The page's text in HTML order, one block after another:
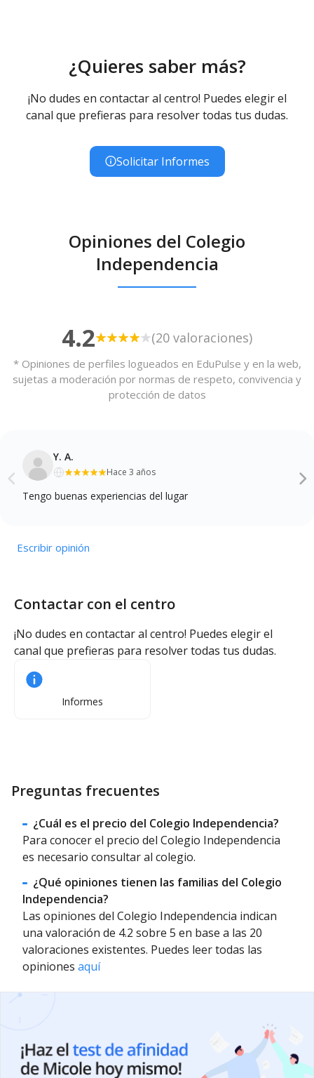
¿Quieres saber más?
¡No dudes en contactar al centro! Puedes elegir el
canal que prefieras para resolver todas tus dudas.
Solicitar Informes
Opiniones del Colegio
Independencia
4.2 (20 valoraciones)
* Opiniones de perfiles logueados en EduPulse y en la web,
sujetas a moderación por normas de respeto, convivencia y
protección de datos
Y. A.
Hace 3 años
Tengo buenas experiencias del lugar
Escribir opinión
Contactar con el centro
¡No dudes en contactar al centro! Puedes elegir el
canal que prefieras para resolver todas tus dudas.
Informes
Preguntas frecuentes
¿Cuál es el precio del Colegio Independencia?
Para conocer el precio del Colegio Independencia
es necesario consultar al colegio.
¿Qué opiniones tienen las familias del Colegio
Independencia?
Las opiniones del Colegio Independencia indican
una valoración de 4.2 sobre 5 en base a las 20
valoraciones existentes. Puedes leer todas las
opiniones aquí